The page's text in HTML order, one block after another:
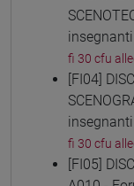
insegnanti
fi 30 cfu
[FI04]
insegnanti
fi 30 cfu
[FI05]